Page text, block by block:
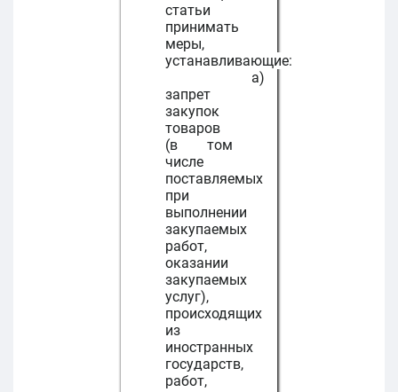
статьи
принимать
меры,
устанавливающие:
а)
запрет
закупок
товаров
(в том
числе
поставляемых
при
выполнении
закупаемых
работ,
оказании
закупаемых
услуг),
происходящих
из
иностранных
государств,
работ,